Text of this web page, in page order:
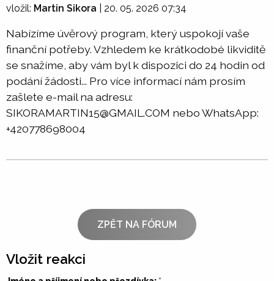
vložil: Martin Sikora 20. 05. 2026 07:34
Nabízíme úvěrový program, který uspokojí vaše
finanční potřeby. Vzhledem ke krátkodobé likviditě
se snažíme, aby vám byl k dispozici do 24 hodin od
podání žádosti... Pro více informací nám prosím
zašlete e-mail na adresu:
SIKORAMARTIN15@GMAIL.COM nebo WhatsApp:
+420778698004
ZPĚT NA FÓRUM
Vložit reakci